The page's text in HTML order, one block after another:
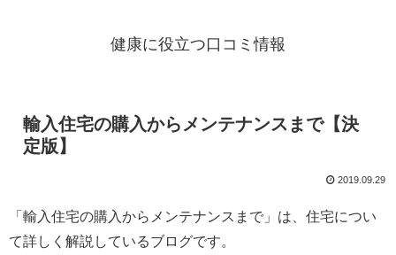
健康に役立つ口コミ情報
輸入住宅の購入からメンテナンスまで【決
定版】
2019.09.29
「輸入住宅の購入からメンテナンスまで」は、住宅につい
て詳しく解説しているブログです。